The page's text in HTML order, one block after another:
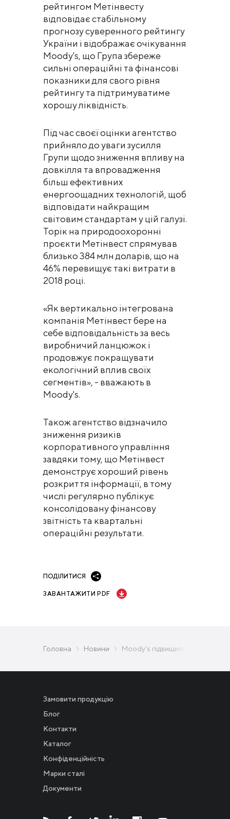
рейтингом Метінвесту
відповідає стабільному
прогнозу суверенного рейтингу
України і відображає очікування
Moody's, що Група збереже
сильні операційні та фінансові
показники для свого рівня
рейтингу та підтримуватиме
хорошу ліквідність.
Під час своєї оцінки агентство
прийняло до уваги зусилля
Групи щодо зниження впливу на
довкілля та впровадження
більш ефективних
енергоощадних технологій, щоб
відповідати найкращим
світовим стандартам у цій галузі.
Торік на природоохоронні
проєкти Метінвест спрямував
близько 384 млн доларів, що на
46% перевищує такі витрати в
2018 році.
«Як вертикально інтегрована
компанія Метінвест бере на
себе відповідальність за весь
виробничий ланцюжок і
продовжує покращувати
екологічний вплив своїх
сегментів», - вважають в
Moody's.
Також агентство відзначило
зниження ризиків
корпоративного управління
завдяки тому, що Метінвест
демонструє хороший рівень
розкриття інформації, в тому
числі регулярно публікує
консолідовану фінансову
звітність та квартальні
операційні результати.
ПОДІЛИТИСЯ
ЗАВАНТАЖИТИ PDF
Головна Новини Moody's підвищило кредитний
Замовити продукцію
Блог
Контакти
Каталог
Конфіденційність
Марки сталі
Документи
Новости
Инвесторам